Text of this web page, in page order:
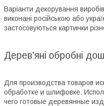
Варіанти декорування
виконані російською або
застосовуються картинки
Дерев'яні обробні
Для производства товаров
обработке и шлифовке.
чего готовые деревянные